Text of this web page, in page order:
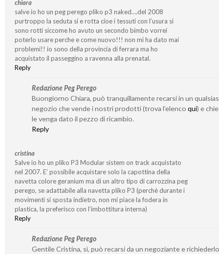
chiara
salve io ho un peg perego pliko p3 naked….del 2008
purtroppo la seduta si e rotta cioe i tessuti con l’usura si
sono rotti siccome ho avuto un secondo bimbo vorrei
poterlo usare perche e come nuovo!!! non mi ha dato mai
problemi!! io sono della provincia di ferrara ma ho
acquistato il passeggino a ravenna alla prenatal.
Reply
Redazione Peg Perego
Buongiorno Chiara, può tranquillamente recarsi in un
negozio che vende i nostri prodotti (trova l’elenco qui) e
le venga dato il pezzo di ricambio.
Reply
cristina
Salve io ho un pliko P3 Modular sistem on track acquistato
nel 2007. E’ possibile acquistare solo la capottina della
navetta colore geranium ma di un altro tipo di carrozzina peg
perego, se adattabile alla navetta pliko P3 (perchè durante i
movimenti si sposta indietro, non mi piace la fodera in
plastica, la preferisco con l’imbottitura interna)
Reply
Redazione Peg Perego
Gentile Cristina, sì, può recarsi da un negoziante e